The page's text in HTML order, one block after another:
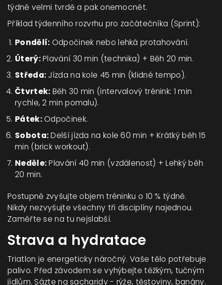
týdně velmi tvrdě a pak onemocnět.
Příklad týdenního rozvrhu pro začátečníka (Sprint):
Pondělí: Odpočinek nebo lehká protahování.
Úterý:Plavání 30 min (technika) + Běh 20 min.
Středa: Jízda na kole 45 min (klidné tempo).
Čtvrtek: Běh 30 min (intervalový trénink: 1 min
rychle, 2 min pomalu).
Pátek:Odpočinek.
Sobota:Delší jízda na kole 60 min + Krátký běh 15
min (brick workout).
Neděle:Plavání 40 min (vzdálenost) + Lehký běh
20 min.
Postupně zvyšujte objem tréninku o 10 % týdně.
Nikdy nezvyšujte všechny tři disciplíny najednou.
Zaměřte se na tu nejslabší.
Strava a hydratace
Triatlon je energeticky náročný. Vaše tělo potřebuje
palivo. Před závodem se vyhýbejte těžkým, tučným
jídlům. Sázte na sacharidy - rýže, těstoviny, banány.